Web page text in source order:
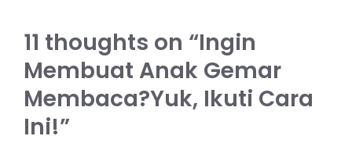
11 thoughts on “Ingin
Membuat Anak Gemar
Membaca?Yuk, Ikuti Cara
Ini!”